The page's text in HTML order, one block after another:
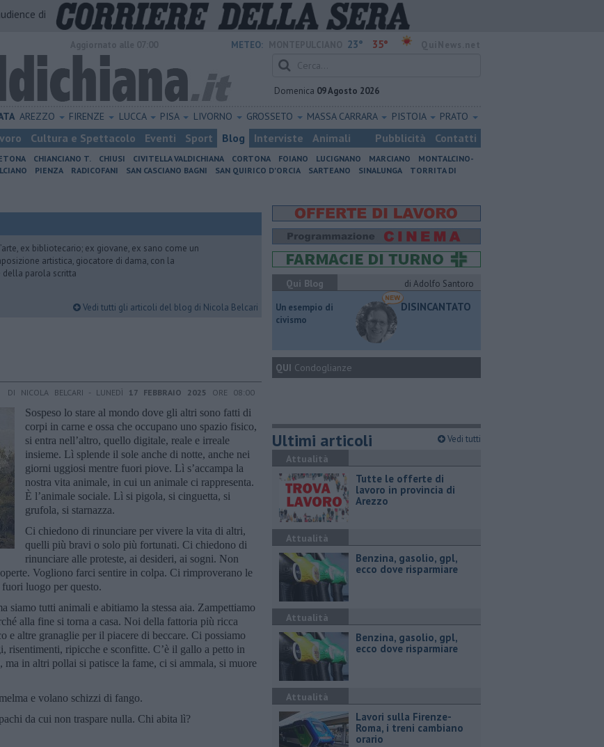
di
METEO: 23° 35°
Domenica 09 Agosto 2026
AREZZO FIRENZE LUCCA PISA LIVORNO GROSSETO MASSA CARRARA PISTOIA PRATO
Cultura e Spettacolo Eventi Sport Blog Interviste Animali Pubblicità Contatti
CHIANCIANO T. CHIUSI CIVITELLA VALDICHIANA CORTONA FOIANO LUCIGNANO MARCIANO
MONTALCINO-
PIENZA RADICOFANI SAN CASCIANO BAGNI SAN QUIRICO D'ORCIA SARTEANO SINALUNGA
TORRITA DI
ex bibliotecario; ex giovane, ex sano come un
artistica, giocatore di dama, con la
della parola scritta
Vedi tutti gli articoli del blog di Nicola Belcari
DI NICOLA BELCARI - LUNEDÌ 17 FEBBRAIO 2025 ORE 08:00
Sospeso lo stare al mondo dove gli altri sono fatti di
corpi in carne e ossa che occupano uno spazio fisico,
si entra nell’altro, quello digitale, reale e irreale
insieme. Lì splende il sole anche di notte, anche nei
giorni uggiosi mentre fuori piove. Lì s’accampa la
nostra vita animale, in cui un animale ci rappresenta.
È l’animale sociale. Lì si pigola, si cinguetta, si
grufola, si starnazza.
Ci chiedono di rinunciare per vivere la vita di altri,
quelli più bravi o solo più fortunati. Ci chiedono di
rinunciare alle proteste, ai desideri, ai sogni. Non
Vogliono farci sentire in colpa. Ci rimproverano le
luogo per questo.
siamo tutti animali e abitiamo la stessa aia. Zampettiamo
alla fine si torna a casa. Noi della fattoria più ricca
e altre granaglie per il piacere di beccare. Ci possiamo
risentimenti, ripicche e sconfitte. C’è il gallo a petto in
in altri pollai si patisce la fame, ci si ammala, si muore
e volano schizzi di fango.
da cui non traspare nulla. Chi abita lì?
Qui Blog
di Adolfo Santoro
​Un esempio di
civismo
DISINCANTATO
QUI Condoglianze
Ultimi articoli Vedi tutti
Attualità
​Tutte le offerte di
lavoro in provincia di
Arezzo
Attualità
​Benzina, gasolio, gpl,
ecco dove risparmiare
Attualità
​Benzina, gasolio, gpl,
ecco dove risparmiare
Attualità
Lavori sulla Firenze-
Roma, i treni cambiano
orario